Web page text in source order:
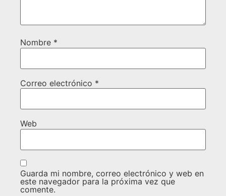
Nombre *
Correo electrónico *
Web
Guarda mi nombre, correo electrónico y web en
este navegador para la próxima vez que
comente.